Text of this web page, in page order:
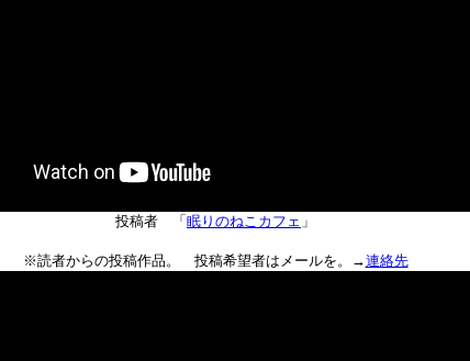
投稿者 「 眠りのねこカフェ 」
※読者からの投稿作品。 投稿希望者はメールを。→連絡先